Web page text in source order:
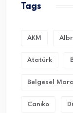
Tags
AKM
Atatürk
Belgesel
Caniko